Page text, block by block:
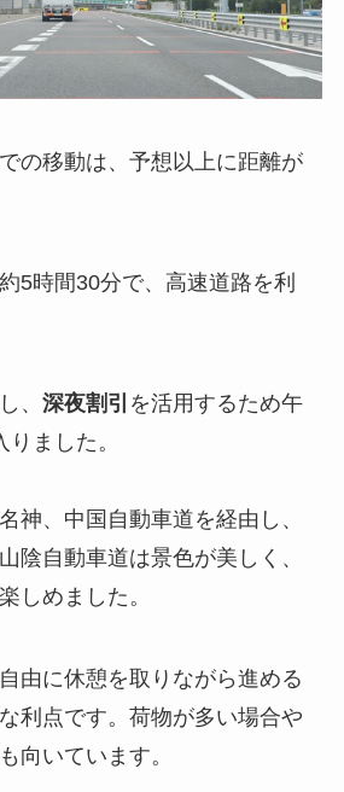
の移動は、予想以上に距離が
5時間30分で、高速道路を利
、 深夜割引 を活用するため午
ました。
神、中国自動車道を経由し、
陰自動車道は景色が美しく、
しめました。
由に休憩を取りながら進める
利点です。荷物が多い場合や
向いています。